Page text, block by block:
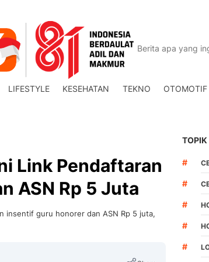
LIFESTYLE KESEHATAN TEKNO OTOMOTIF
Link Pendaftaran
ASN Rp 5 Juta
insentif guru honorer dan ASN Rp 5 juta,
TOPIK
#
#
#
#
#